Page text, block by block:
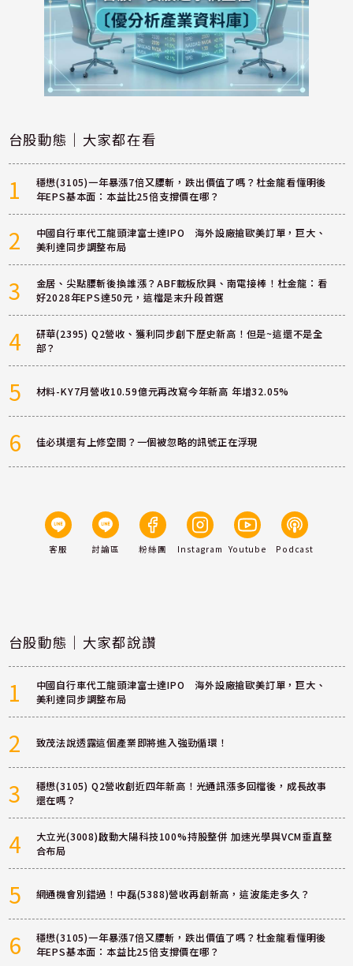
台股動態｜大家都在看
1
穩懋(3105)一年暴漲7倍又腰斬，跌出價值了嗎？杜金龍看懂明後
年EPS基本面：本益比25倍支撐價在哪？
2
中國自行車代工龍頭津富士達IPO 海外設廠搶歐美訂單，巨大、
美利達同步調整布局
3
金居、尖點腰斬後換誰漲？ABF載板欣興、南電接棒！杜金龍：看
好2028年EPS達50元，這檔是末升段首選
4
研華(2395) Q2營收、獲利同步創下歷史新高！但是~這還不是全
部？
5 材料-KY7月營收10.59億元再改寫今年新高 年增32.05%
6 佳必琪還有上修空間？一個被忽略的訊號正在浮現
客服 討論區 粉絲團 Instagram Youtube Podcast
台股動態｜大家都說讚
1
中國自行車代工龍頭津富士達IPO 海外設廠搶歐美訂單，巨大、
美利達同步調整布局
2 致茂法說透露這個產業即將進入強勁循環！
3
穩懋(3105) Q2營收創近四年新高！光通訊漲多回檔後，成長故事
還在嗎？
4
大立光(3008)啟動大陽科技100%持股整併 加速光學與VCM垂直整
合布局
5 網通機會別錯過！中磊(5388)營收再創新高，這波能走多久？
6
穩懋(3105)一年暴漲7倍又腰斬，跌出價值了嗎？杜金龍看懂明後
年EPS基本面：本益比25倍支撐價在哪？